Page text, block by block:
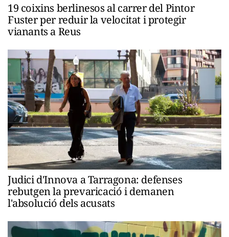
19 coixins berlinesos al carrer del Pintor
Fuster per reduir la velocitat i protegir
vianants a Reus
Judici d'Innova a Tarragona: defenses
rebutgen la prevaricació i demanen
l'absolució dels acusats